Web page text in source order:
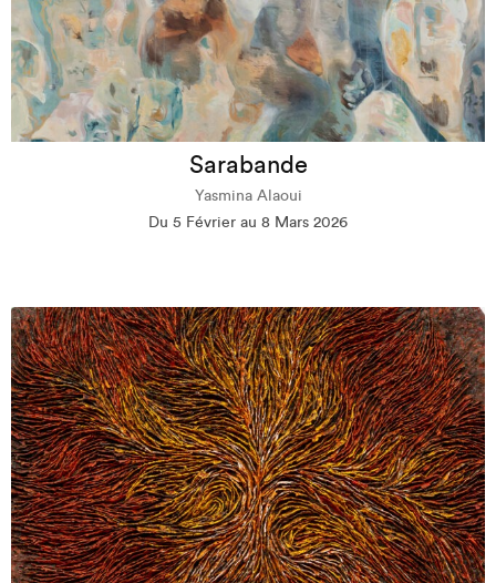
Sarabande
Yasmina Alaoui
Du 5 Février au 8 Mars 2026